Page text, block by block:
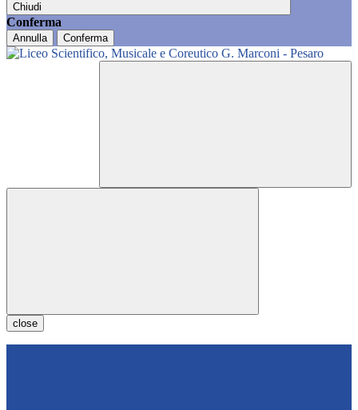
Chiudi
Conferma
Annulla Conferma
close